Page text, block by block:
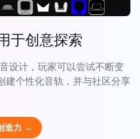
于创意探索
设计，玩家可以尝试不断变
建个性化音轨，并与社区分享
造力 →